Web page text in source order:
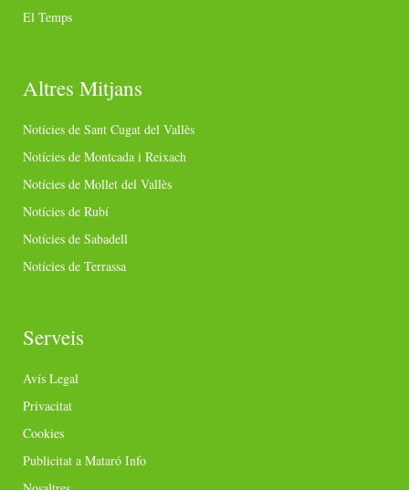
El Temps
Altres Mitjans
Notícies de Sant Cugat del Vallès
Notícies de Montcada i Reixach
Notícies de Mollet del Vallès
Notícies de Rubí
Notícies de Sabadell
Notícies de Terrassa
Serveis
Avís Legal
Privacitat
Cookies
Publicitat a Mataró Info